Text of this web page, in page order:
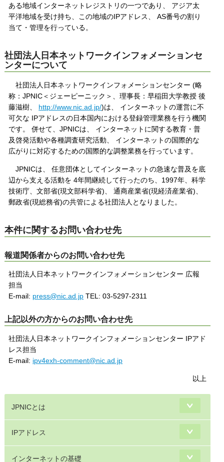
ある地域インターネットレジストリの一つであり、 アジア太
平洋地域を受け持ち、この地域のIPアドレス、 AS番号の割り
当て・管理を行っている。
社団法人日本ネットワークインフォメーションセ
ンターについて
社団法人日本ネットワークインフォメーションセンター (略
称：JPNIC＜ジェーピーニック＞、理事長：早稲田大学教授 後
藤滋樹、 http://www.nic.ad.jp/)は、 インターネットの運営に不
可欠な IPアドレスの日本国内における登録管理業務を行う機関
です。 併せて、JPNICは、 インターネットに関する教育・普
及啓発活動や各種調査研究活動、 インターネットの国際的な
広がりに対応するための国際的な調整業務を行っています。
JPNICは、 任意団体としてインターネットの急速な普及を底
辺から支える活動を 4年間継続して行ったのち、1997年、科学
技術庁、文部省(現文部科学省)、 通商産業省(現経済産業省)、
郵政省(現総務省)の共管による社団法人となりました。
本件に関するお問い合わせ先
報道関係者からのお問い合わせ先
社団法人日本ネットワークインフォメーションセンター 広報
担当
E-mail: press@nic.ad.jp TEL: 03-5297-2311
上記以外の方からのお問い合わせ先
社団法人日本ネットワークインフォメーションセンター IPアド
レス担当
E-mail: ipv4exh-comment@nic.ad.jp
以上
JPNICとは
IPアドレス
インターネットの基礎